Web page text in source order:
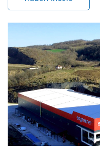
26 Ocak 2026